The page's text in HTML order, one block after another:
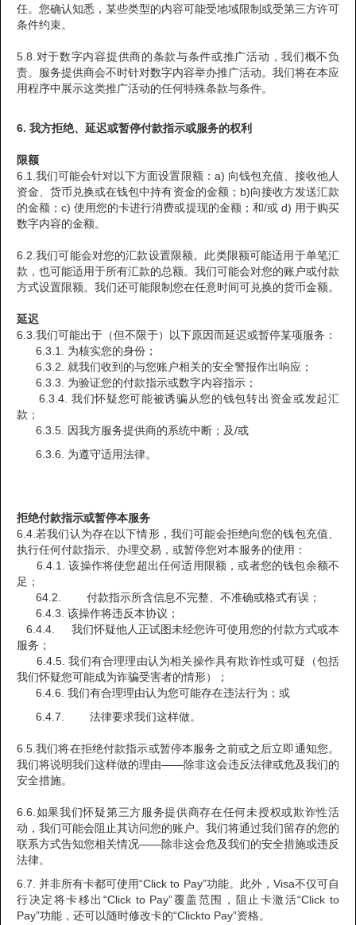
任。您确认知悉，某些类型的内容可能受地域限制或受第三方许可
条件约束。
5.8.对于数字内容提供商的条款与条件或推广活动，我们概不负
责。服务提供商会不时针对数字内容举办推广活动。我们将在本应
用程序中展示这类推广活动的任何特殊条款与条件。
6. 我方拒绝、延迟或暂停付款指示或服务的权利
限额
6.1.我们可能会针对以下方面设置限额：a) 向钱包充值、接收他人
资金、货币兑换或在钱包中持有资金的金额；b)向接收方发送汇款
的金额；c) 使用您的卡进行消费或提现的金额；和/或 d) 用于购买
数字内容的金额。
6.2.我们可能会对您的汇款设置限额。此类限额可能适用于单笔汇
款，也可能适用于所有汇款的总额。我们可能会对您的账户或付款
方式设置限额。我们还可能限制您在任意时间可兑换的货币金额。
延迟
6.3.我们可能出于（但不限于）以下原因而延迟或暂停某项服务：
6.3.1. 为核实您的身份；
6.3.2. 就我们收到的与您账户相关的安全警报作出响应；
6.3.3. 为验证您的付款指示或数字内容指示；
6.3.4. 我们怀疑您可能被诱骗从您的钱包转出资金或发起汇
款；
6.3.5. 因我方服务提供商的系统中断；及/或
6.3.6. 为遵守适用法律。
拒绝付款指示或暂停本服务
6.4.若我们认为存在以下情形，我们可能会拒绝向您的钱包充值、
执行任何付款指示、办理交易，或暂停您对本服务的使用：
6.4.1. 该操作将使您超出任何适用限额，或者您的钱包余额不
足；
64.2. 付款指示所含信息不完整、不准确或格式有误；
6.4.3. 该操作将违反本协议；
6.4.4. 我们怀疑他人正试图未经您许可使用您的付款方式或本
服务；
6.4.5. 我们有合理理由认为相关操作具有欺诈性或可疑（包括
我们怀疑您可能成为诈骗受害者的情形）；
6.4.6. 我们有合理理由认为您可能存在违法行为；或
6.4.7. 法律要求我们这样做。
6.5.我们将在拒绝付款指示或暂停本服务之前或之后立即通知您。
我们将说明我们这样做的理由——除非这会违反法律或危及我们的
安全措施。
6.6.如果我们怀疑第三方服务提供商存在任何未授权或欺诈性活
动，我们可能会阻止其访问您的账户。我们将通过我们留存的您的
联系方式告知您相关情况——除非这会危及我们的安全措施或违反
法律。
6.7. 并非所有卡都可使用“Click to Pay”功能。此外，Visa不仅可自
行决定将卡移出“Click to Pay”覆盖范围，阻止卡激活“Click to
Pay”功能，还可以随时修改卡的“Clickto Pay”资格。